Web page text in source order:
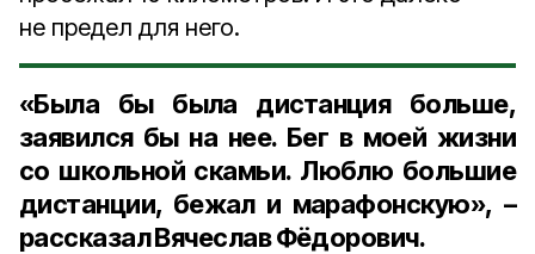
не предел для него.
«Была бы была дистанция больше,
заявился бы на нее. Бег в моей жизни
со школьной скамьи. Люблю большие
дистанции, бежал и марафонскую», –
рассказал Вячеслав Фёдорович.